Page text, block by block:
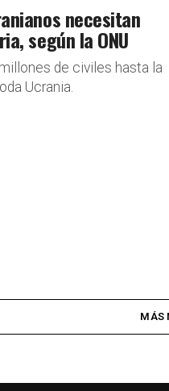
necesitan
según la ONU
de civiles hasta la
Ucrania.
MÁS